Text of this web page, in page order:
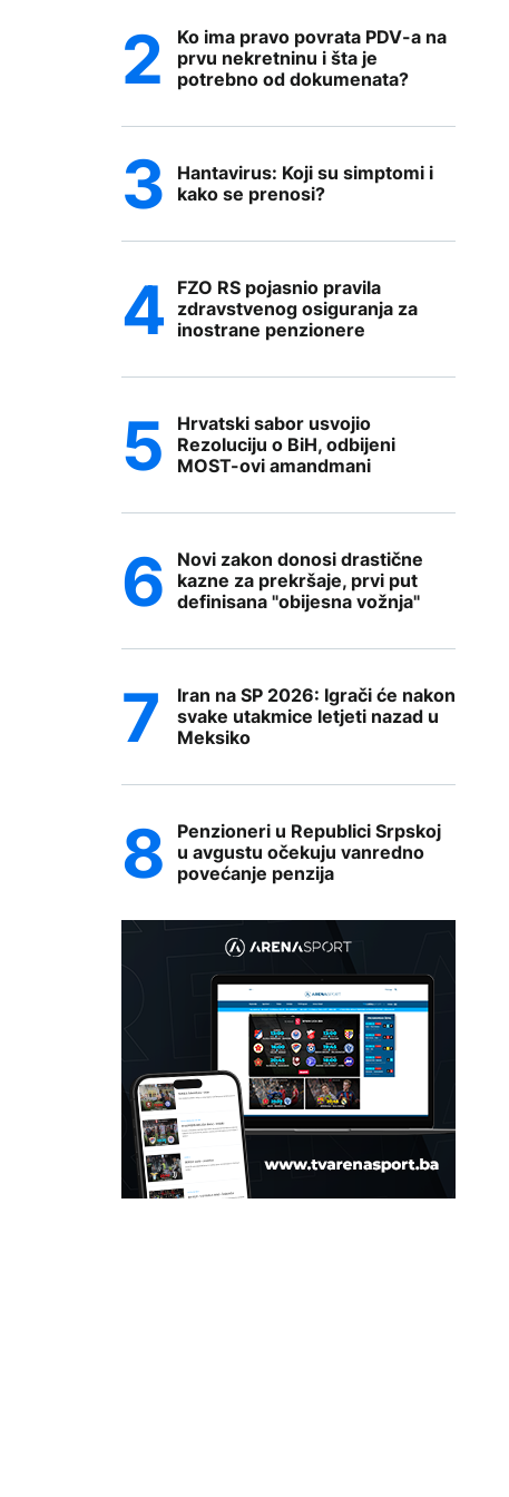
Ko ima pravo povrata PDV-a na
prvu nekretninu i šta je
potrebno od dokumenata?
Hantavirus: Koji su simptomi i
kako se prenosi?
FZO RS pojasnio pravila
zdravstvenog osiguranja za
inostrane penzionere
Hrvatski sabor usvojio
Rezoluciju o BiH, odbijeni
MOST-ovi amandmani
Novi zakon donosi drastične
kazne za prekršaje, prvi put
definisana "obijesna vožnja"
Iran na SP 2026: Igrači će nakon
svake utakmice letjeti nazad u
Meksiko
Penzioneri u Republici Srpskoj
u avgustu očekuju vanredno
povećanje penzija